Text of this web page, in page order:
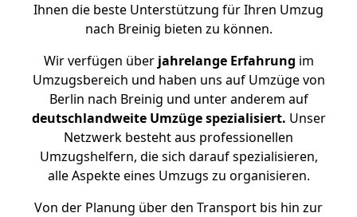
Ihnen die beste Unterstützung für Ihren Umzug
nach Breinig bieten zu können.
Wir verfügen überjahrelange Erfahrung im
Umzugsbereich und haben uns auf Umzüge von
Berlin nach Breinig und unter anderem auf
deutschlandweite Umzüge spezialisiert. Unser
Netzwerk besteht aus professionellen
Umzugshelfern, die sich darauf spezialisieren,
alle Aspekte eines Umzugs zu organisieren.
Von der Planung über den Transport bis hin zur